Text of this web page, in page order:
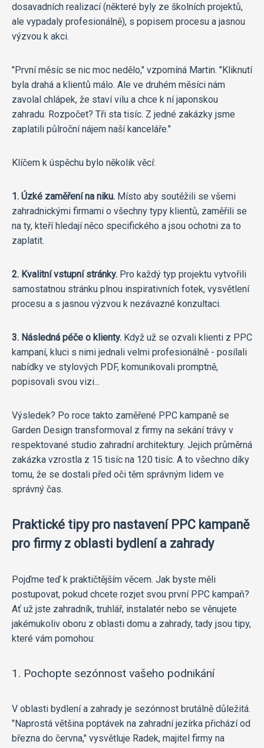
dosavadních realizací (některé byly ze školních projektů,
ale vypadaly profesionálně), s popisem procesu a jasnou
výzvou k akci.
"První měsíc se nic moc nedělo," vzpomíná Martin. "Kliknutí
byla drahá a klientů málo. Ale ve druhém měsíci nám
zavolal chlápek, že staví vilu a chce k ní japonskou
zahradu. Rozpočet? Tři sta tisíc. Z jedné zakázky jsme
zaplatili půlroční nájem naší kanceláře."
Klíčem k úspěchu bylo několik věcí:
1. Úzké zaměření na niku. Místo aby soutěžili se všemi
zahradnickými firmami o všechny typy klientů, zaměřili se
na ty, kteří hledají něco specifického a jsou ochotni za to
zaplatit.
2. Kvalitní vstupní stránky. Pro každý typ projektu vytvořili
samostatnou stránku plnou inspirativních fotek, vysvětlení
procesu a s jasnou výzvou k nezávazné konzultaci.
3. Následná péče o klienty. Když už se ozvali klienti z PPC
kampaní, kluci s nimi jednali velmi profesionálně - posílali
nabídky ve stylových PDF, komunikovali promptně,
popisovali svou vizi...
Výsledek? Po roce takto zaměřené PPC kampaně se
Garden Design transformoval z firmy na sekání trávy v
respektované studio zahradní architektury. Jejich průměrná
zakázka vzrostla z 15 tisíc na 120 tisíc. A to všechno díky
tomu, že se dostali před oči těm správným lidem ve
správný čas.
Praktické tipy pro nastavení PPC kampaně
pro firmy z oblasti bydlení a zahrady
Pojďme teď k praktičtějším věcem. Jak byste měli
postupovat, pokud chcete rozjet svou první PPC kampaň?
Ať už jste zahradník, truhlář, instalatér nebo se věnujete
jakémukoliv oboru z oblasti domu a zahrady, tady jsou tipy,
které vám pomohou:
1. Pochopte sezónnost vašeho podnikání
V oblasti bydlení a zahrady je sezónnost brutálně důležitá.
"Naprostá většina poptávek na zahradní jezírka přichází od
března do června," vysvětluje Radek, majitel firmy na